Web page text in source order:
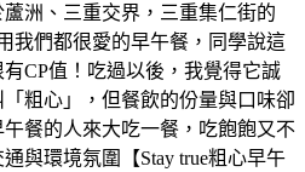
洲、三重交界，三重集仁街的
我們都很愛的早午餐，同學說這
CP值！吃過以後，我覺得它誠
粗心」，但餐飲的份量與口味卻
餐的人來大吃一餐，吃飽飽又不
與環境氛圍【Stay true粗心早午